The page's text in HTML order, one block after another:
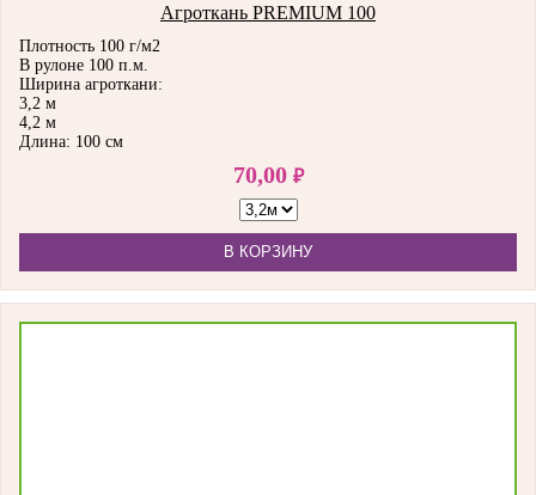
Агроткань PREMIUM 100
Плотность 100 г/м2
В рулоне 100 п.м.
Ширина агроткани:
3,2 м
4,2 м
Длина: 100 см
70,00 ₽
В КОРЗИНУ